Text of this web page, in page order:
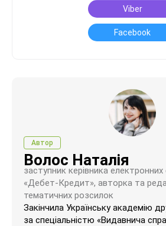
Viber
Facebook
Автор
Волос Наталія
заступник керівника електронних
«Дебет-Кредит», авторка та
тематичних розсилок
Закінчила Українську академію
за спеціальністю «Видавнича